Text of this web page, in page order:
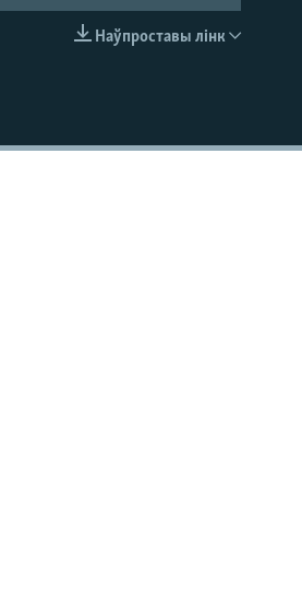
Наўпроставы лінк